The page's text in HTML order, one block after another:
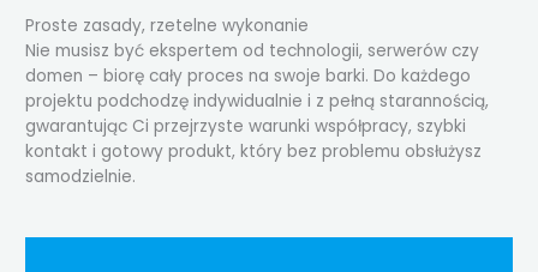
Proste zasady, rzetelne wykonanie
Nie musisz być ekspertem od technologii, serwerów czy
domen – biorę cały proces na swoje barki. Do każdego
projektu podchodzę indywidualnie i z pełną starannością,
gwarantując Ci przejrzyste warunki współpracy, szybki
kontakt i gotowy produkt, który bez problemu obsłużysz
samodzielnie.